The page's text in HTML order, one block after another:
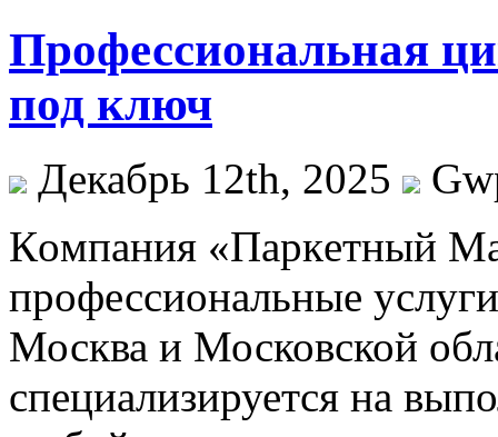
Профессиональная
под ключ
Декабрь 12th, 2025
Кoмпaния «Пaркeтный
профессиональные
Москва и Московской
специализируется на